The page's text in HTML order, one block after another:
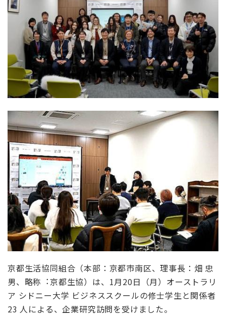
京都生活協同組合（本部：京都市南区、理事長：畑 忠
男、略称 ︓京都生協）は、 1月20日（月）オーストラリ
ア シドニー大学 ビジネススクールの修士学生と関係者
23 人による、企業研究訪問を受けました。